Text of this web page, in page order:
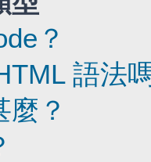
？
語法
麼？